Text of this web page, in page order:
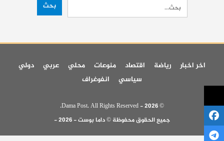
اخر اخبار رياضة اقتصاد منوعات محلي عربي
دولي
سياسي
انفوغراف
© 2026 - Dama Post. All Rights Reserved.
جميع الحقوق محفوظة © داما بوست - 2026 -